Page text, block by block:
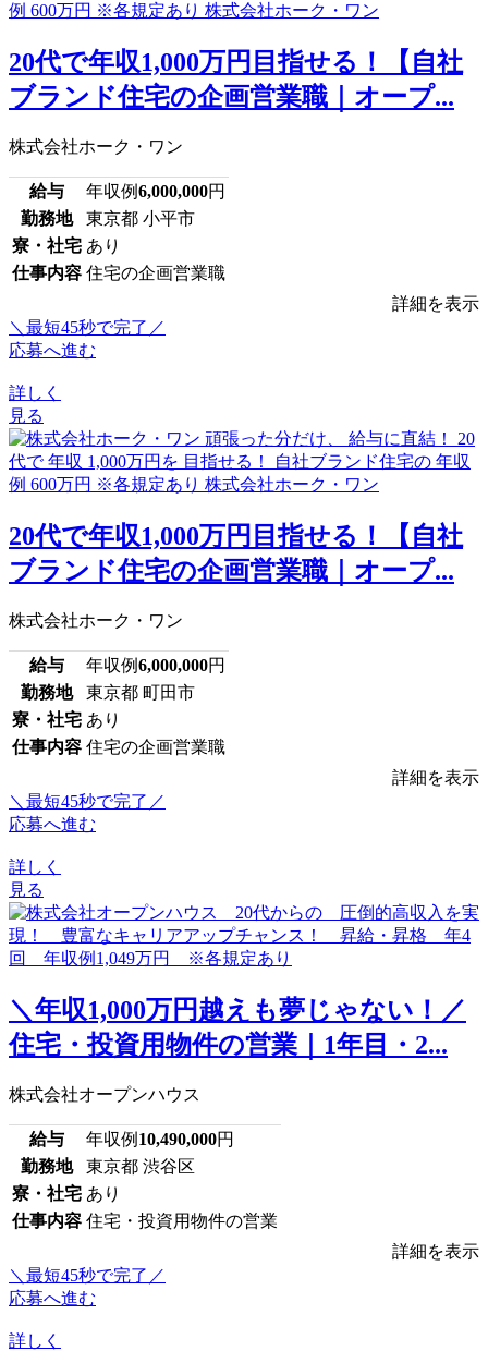
20代で年収1,000万円目指せる！【自社
ブランド住宅の企画営業職｜オープ...
株式会社ホーク・ワン
給与 年収例6,000,000円
勤務地
東京都 小平市
寮・社宅 あり
仕事内容 住宅の企画営業職
詳細を表示
＼最短45秒で完了／
応募へ進む
詳しく
見る
20代で年収1,000万円目指せる！【自社
ブランド住宅の企画営業職｜オープ...
株式会社ホーク・ワン
給与 年収例6,000,000円
勤務地
東京都 町田市
寮・社宅 あり
仕事内容 住宅の企画営業職
詳細を表示
＼最短45秒で完了／
応募へ進む
詳しく
見る
＼年収1,000万円越えも夢じゃない！／
住宅・投資用物件の営業｜1年目・2...
株式会社オープンハウス
給与 年収例 10,490,000円
勤務地
東京都 渋谷区
寮・社宅 あり
仕事内容 住宅・投資用物件の営業
詳細を表示
＼最短45秒で完了／
応募へ進む
詳しく